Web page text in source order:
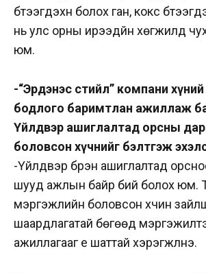
бүтээгдэхүүн болох ган, кокс
нь улс орны ирээдүйн хөгжилд
юм.
-“Эрдэнэс стийл” компани хүний
бодлого баримтлан ажиллаж
Үйлдвэр ашиглалтад орсны
боловсон хүчнийг бэлтгэж
-Үйлдвэр бүрэн ашиглалтад
шууд ажлын байр бий болох юм.
мэргэжлийн боловсон хүчин
шаардлагатай бөгөөд
ажиллагааг үе шаттай хэрэгжүүлнэ.